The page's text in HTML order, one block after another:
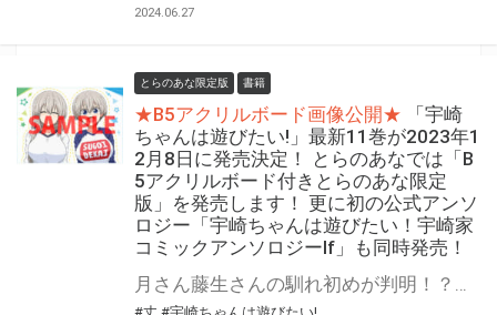
2024.06.27
とらのあな限定版 書籍
★B5アクリルボード画像公開★
「宇崎
ちゃんは遊びたい!」最新11巻が2023年1
2月8日に発売決定！ とらのあなでは「B
5アクリルボード付きとらのあな限定
版」を発売します！ 更に初の公式アンソ
ロジー「宇崎ちゃんは遊びたい！宇崎家
コミックアンソロジーIf」も同時発売！